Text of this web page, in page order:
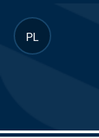
Przejdź
do
PL